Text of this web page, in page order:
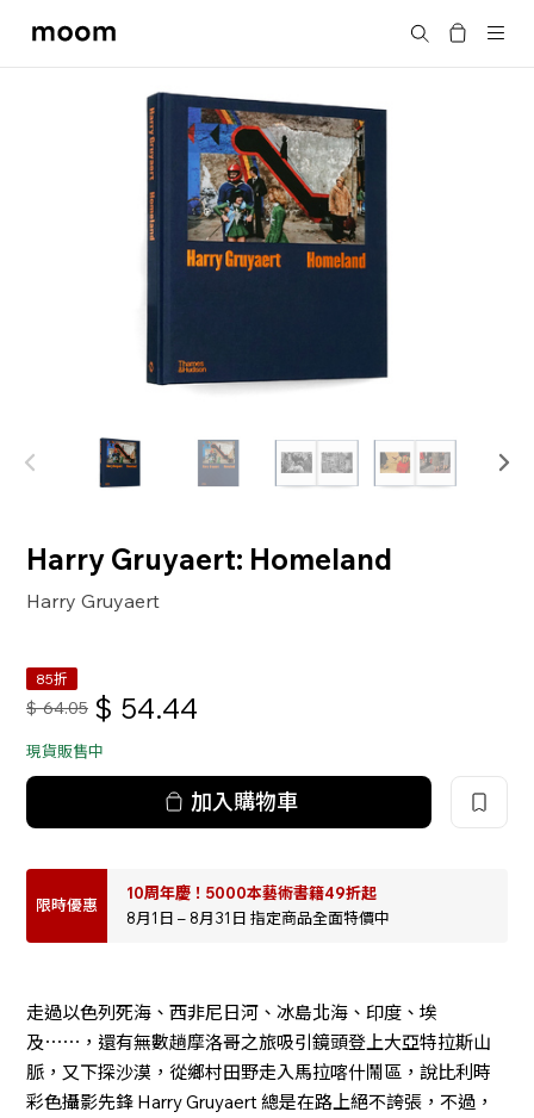
moom
搜尋
Harry Gruyaert: Homeland
Harry Gruyaert
85折
$ 64.05 $ 54.44
現貨販售中
加入購物車
限時優惠
10周年慶！5000本藝術書籍49折起
8月1日 – 8月31日 指定商品全面特價中
走過以色列死海、西非尼日河、冰島北海、印度、埃
及⋯⋯，還有無數趟摩洛哥之旅吸引鏡頭登上大亞特拉斯山
脈，又下探沙漠，從鄉村田野走入馬拉喀什鬧區，說比利時
彩色攝影先鋒 Harry Gruyaert 總是在路上絕不誇張，不過，